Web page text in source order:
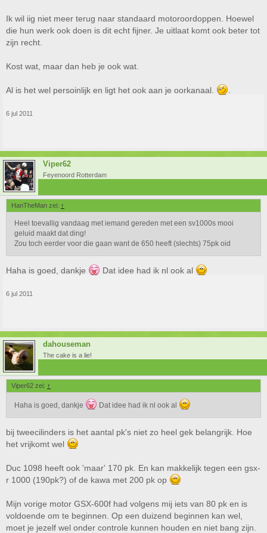
Ik wil iig niet meer terug naar standaard motoroordoppen. Hoewel
die hun werk ook doen is dit echt fijner. Je uitlaat komt ook beter tot
zijn recht.
Kost wat, maar dan heb je ook wat.
Al is het wel persoinlijk en ligt het ook aan je oorkanaal.
6 jul 2011
Viper62
Feyenoord Rotterdam
HanTheMan zei: ↑
Heel toevallig vandaag met iemand gereden met een sv1000s mooi
geluid maakt dat ding!
Zou toch eerder voor die gaan want de 650 heeft (slechts) 75pk oid
Haha is goed, dankje Dat idee had ik nl ook al
6 jul 2011
dahouseman
The cake is a lie!
Viper62 zei: ↑
Haha is goed, dankje Dat idee had ik nl ook al
bij tweecilinders is het aantal pk's niet zo heel gek belangrijk. Hoe
het vrijkomt wel
Duc 1098 heeft ook 'maar' 170 pk. En kan makkelijk tegen een gsx-
r 1000 (190pk?) of de kawa met 200 pk op
Mijn vorige motor GSX-600f had volgens mij iets van 80 pk en is
voldoende om te beginnen. Op een duizend beginnen kan wel,
moet je jezelf wel onder controle kunnen houden en niet bang zijn.